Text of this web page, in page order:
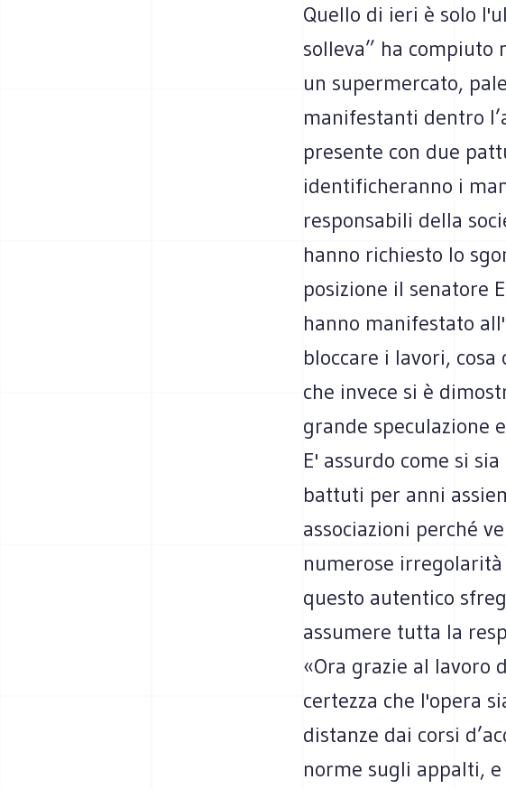
Quello di ieri è solo
solleva” ha compiuto
un supermercato,
manifestanti dentro
presente con due
identificheranno i
responsabili della
hanno richiesto lo
posizione il senatore
hanno manifestato
bloccare i lavori,
che invece si è
grande speculazione
E' assurdo come si
battuti per anni
associazioni perché
numerose
questo autentico
assumere tutta la
«Ora grazie al lavoro
certezza che l'opera
distanze dai corsi
norme sugli appalti,